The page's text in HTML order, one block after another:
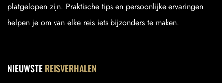
platgelopen zijn. Praktische tips en persoonlijke ervaringen
helpen je om van elke reis iets bijzonders te maken.
NIEUWSTEREISVERHALEN